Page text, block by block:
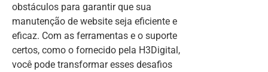
obstáculos para garantir que sua
manutenção de website seja eficiente e
eficaz. Com as ferramentas e o suporte
certos, como o fornecido pela H3Digital,
você pode transformar esses desafios